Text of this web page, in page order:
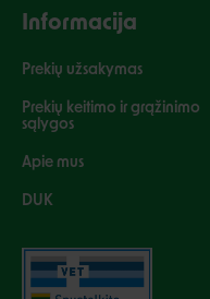
Informacija
Prekių užsakymas
Prekių keitimo ir grąžinimo
sąlygos
Apie mus
DUK